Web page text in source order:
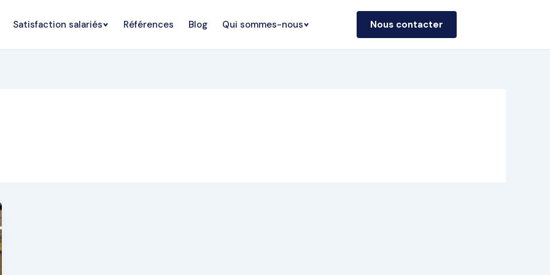
Satisfaction salariés Références Blog Qui sommes-nous Nous contacter